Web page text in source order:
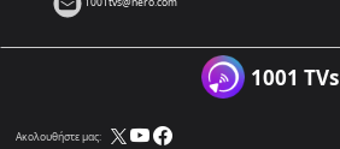
1001 TVs
Ακολουθήστε μας: